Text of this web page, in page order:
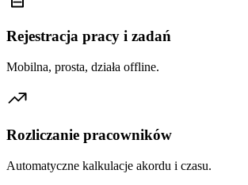
Rejestracja pracy i zadań
Mobilna, prosta, działa offline.
Rozliczanie pracowników
Automatyczne kalkulacje akordu i czasu.